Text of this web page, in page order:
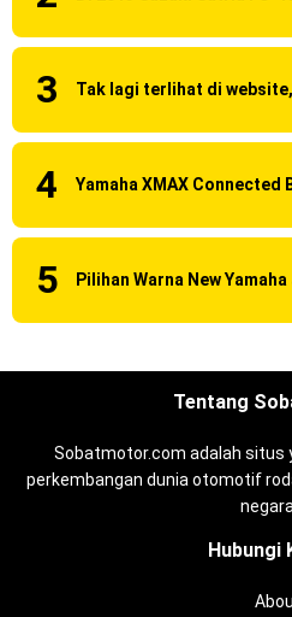
Pilihan Warna New
Tentang
Sobatmotor.com adalah situs
perkembangan dunia otomotif
negara.
Hubungi